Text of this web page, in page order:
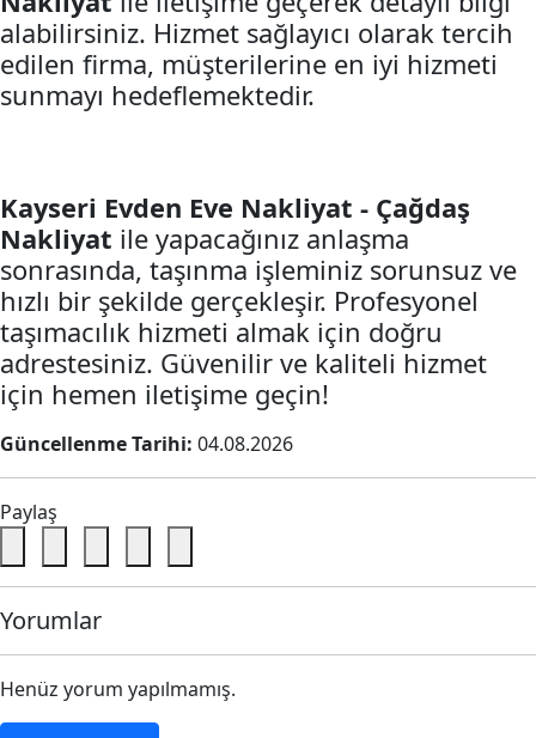
alabilirsiniz. Hizmet sağlayıcı olarak tercih
edilen firma, müşterilerine en iyi hizmeti
sunmayı hedeflemektedir.
Kayseri Evden Eve Nakliyat - Çağdaş
Nakliyat ile yapacağınız anlaşma
sonrasında, taşınma işleminiz sorunsuz ve
hızlı bir şekilde gerçekleşir. Profesyonel
taşımacılık hizmeti almak için doğru
adrestesiniz. Güvenilir ve kaliteli hizmet
için hemen iletişime geçin!
Güncellenme Tarihi: 04.08.2026
Paylaş
Yorumlar
Henüz yorum yapılmamış.